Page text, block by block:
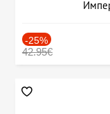
-25%
42.95€